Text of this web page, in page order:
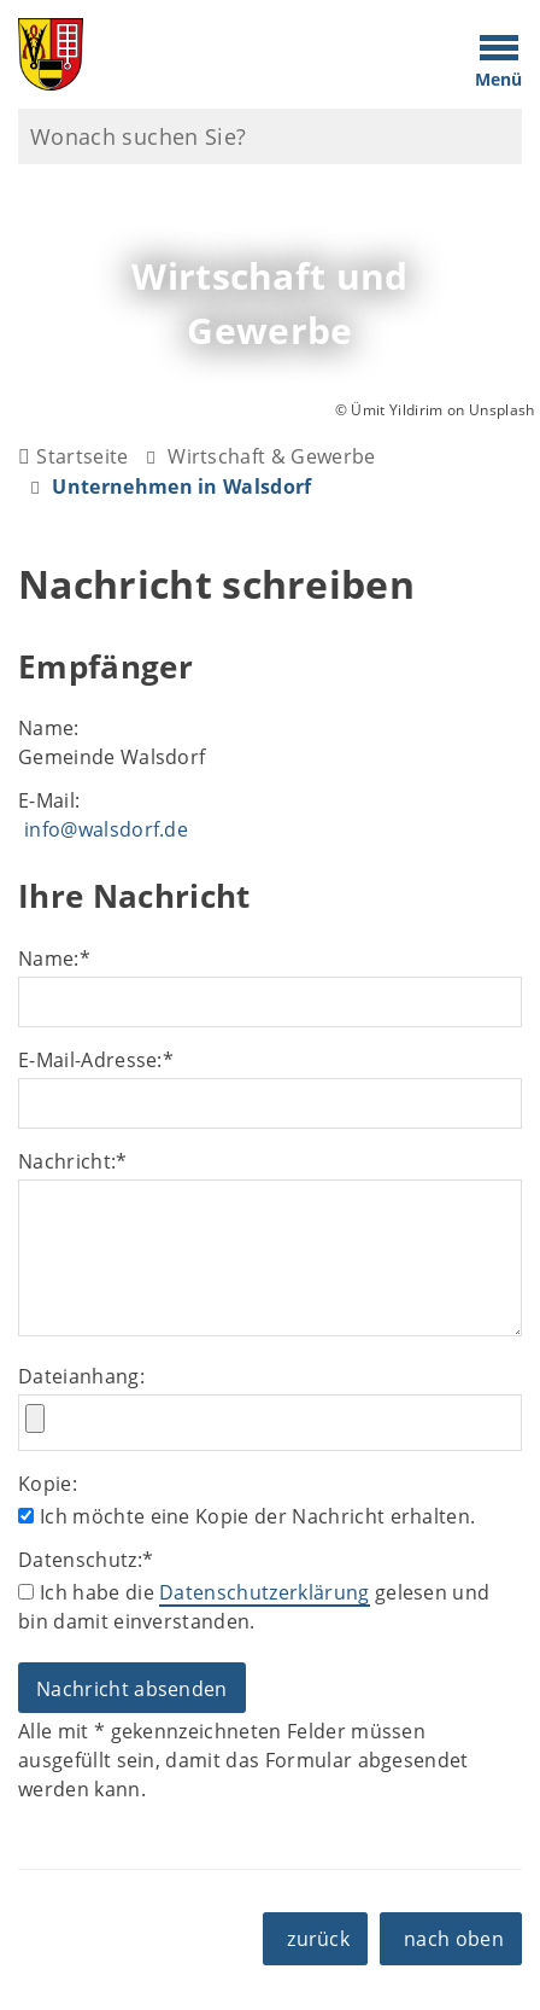
Menü
Wirtschaft und
Gewerbe
© Ümit Yildirim on Unsplash
Startseite
Wirtschaft & Gewerbe
Unternehmen in Walsdorf
Nachricht schreiben
Empfänger
Name:
Gemeinde Walsdorf
E-Mail:
info@walsdorf.de
Ihre Nachricht
Name:*
E-Mail-Adresse:*
Nachricht:*
Dateianhang:
Kopie:
Ich möchte eine Kopie der Nachricht erhalten.
Datenschutz:*
Ich habe die Datenschutzerklärung gelesen und
bin damit einverstanden.
Alle mit * gekennzeichneten Felder müssen
ausgefüllt sein, damit das Formular abgesendet
werden kann.
zurück nach oben